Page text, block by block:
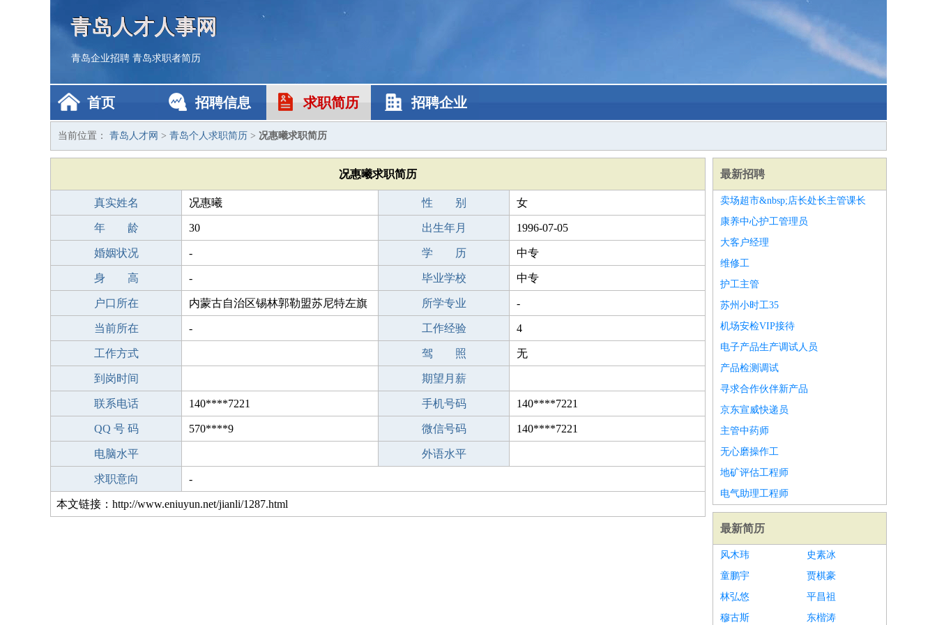
青岛人才人事网
青岛企业招聘 青岛求职者简历
首页 招聘信息 求职简历 招聘企业
当前位置： 青岛人才网 > 青岛个人求职简历 > 况惠曦求职简历
况惠曦求职简历
真实姓名 况惠曦 性 别 女
年 龄 30 出生年月 1996-07-05
婚姻状况 - 学 历 中专
身 高 - 毕业学校 中专
户口所在 内蒙古自治区锡林郭勒盟苏尼特左旗 所学专业 -
当前所在 - 工作经验 4
工作方式 驾 照 无
到岗时间 期望月薪
联系电话 140****7221 手机号码 140****7221
QQ 号 码 570****9 微信号码 140****7221
电脑水平 外语水平
求职意向 -
本文链接：http://www.eniuyun.net/jianli/1287.html
最新招聘
卖场超市&nbsp;店长处长主管课长
康养中心护工管理员
大客户经理
维修工
护工主管
苏州小时工35
机场安检VIP接待
电子产品生产调试人员
产品检测调试
寻求合作伙伴新产品
京东宣威快递员
主管中药师
无心磨操作工
地矿评估工程师
电气助理工程师
最新简历
风木玮
史素冰
童鹏宇
贾棋豪
林弘悠
平昌祖
穆古斯
东楷涛